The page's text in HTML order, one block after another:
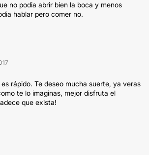
no podia abrir bien la boca y menos
hablar pero comer no.
rápido. Te deseo mucha suerte, ya veras
te lo imaginas, mejor disfruta el
que exista!